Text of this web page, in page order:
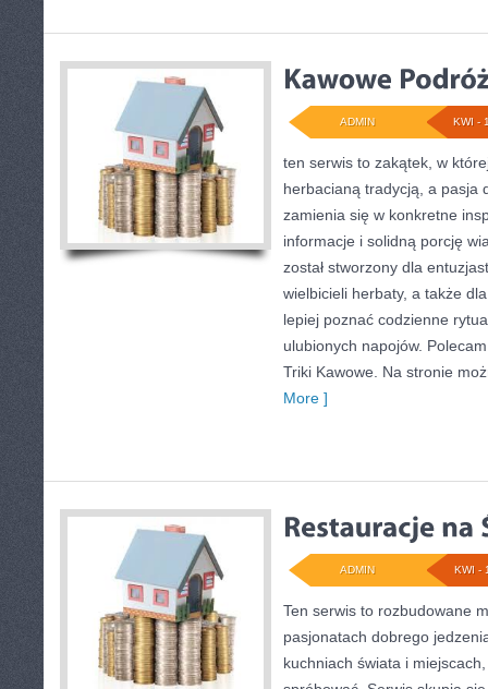
KWI -
ADMIN
ten serwis to zakątek, w
herbacianą tradycją, a pasja
zamienia się w konkretne
informacje i solidną porcję
został stworzony dla
wielbicieli herbaty, a także
lepiej poznać codzienne
ulubionych napojów.
Triki Kawowe. Na stronie
More ]
KWI -
ADMIN
Ten serwis to rozbudowane
pasjonatach dobrego
kuchniach świata i